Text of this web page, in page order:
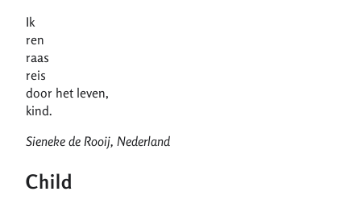
Ik
ren
raas
reis
door het leven,
kind.
Sieneke de Rooij, Nederland
Child